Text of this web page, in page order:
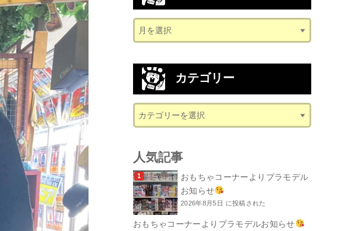
カテゴリー
人気記事
おもちゃコーナーよりプラモデル
お知らせ
2026年8月5日 に投稿された
おもちゃコーナーよりプラモデルお知らせ